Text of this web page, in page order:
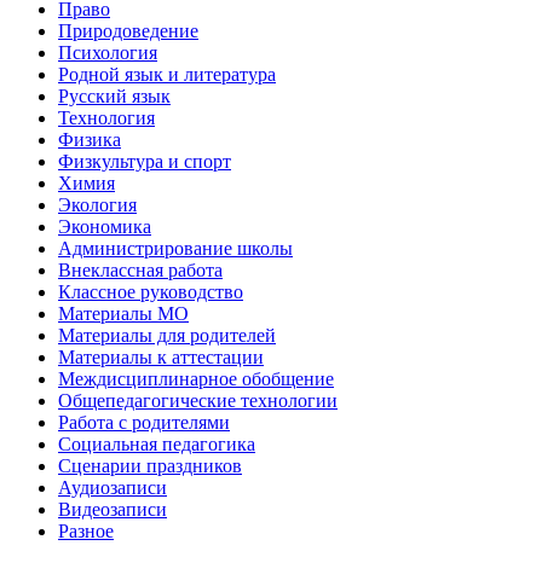
Право
Природоведение
Психология
Родной язык и литература
Русский язык
Технология
Физика
Физкультура и спорт
Химия
Экология
Экономика
Администрирование школы
Внеклассная работа
Классное руководство
Материалы МО
Материалы для родителей
Материалы к аттестации
Междисциплинарное обобщение
Общепедагогические технологии
Работа с родителями
Социальная педагогика
Сценарии праздников
Аудиозаписи
Видеозаписи
Разное